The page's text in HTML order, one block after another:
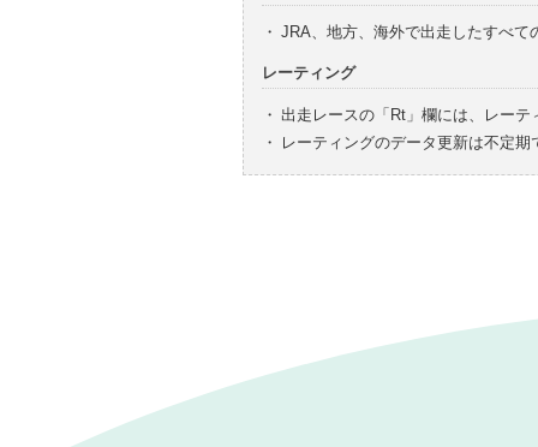
・ JRA、地方、海外で出走したすべて
レーティング
・ 出走レースの「Rt」欄には、レーテ
・
レーティングのデータ更新は不定期